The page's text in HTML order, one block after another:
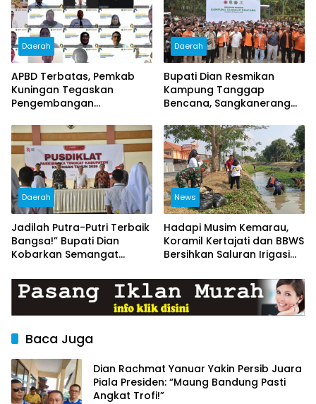
Daerah
APBD Terbatas, Pemkab
Kuningan Tegaskan
Pengembangan
Terhenti
Daerah
Bupati Dian Resmikan
Kampung Tanggap
Bencana, Sangkanerang
Hadapi Bencana
Daerah
Jadilah Putra-Putri Terbaik
Bangsa!” Bupati Dian
Kobarkan Semangat
Menuju Pengibar Merah
Putih 2026
News
Hadapi Musim Kemarau,
Koramil Kertajati dan BBWS
Bersihkan Saluran Irigasi
Baca Juga
Dian Rachmat Yanuar Yakin Persib Juara
Piala Presiden: “Maung Bandung Pasti
Angkat Trofi!”